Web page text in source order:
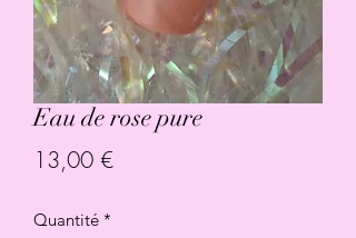
Eau de rose pure
13,00 €Prix
Quantité *